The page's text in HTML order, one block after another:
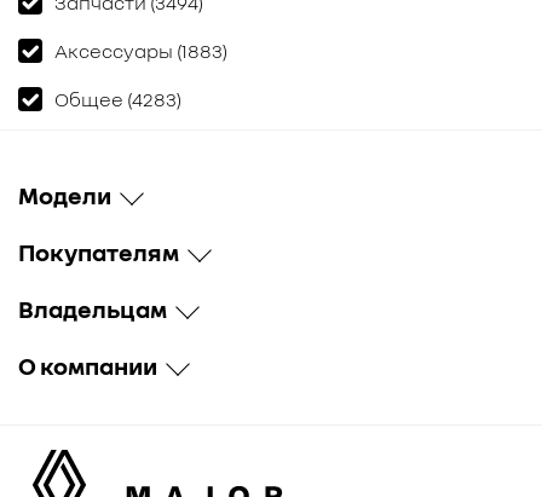
Аксессуары (1883)
Общее (4283)
Модели
Покупателям
Владельцам
О компании